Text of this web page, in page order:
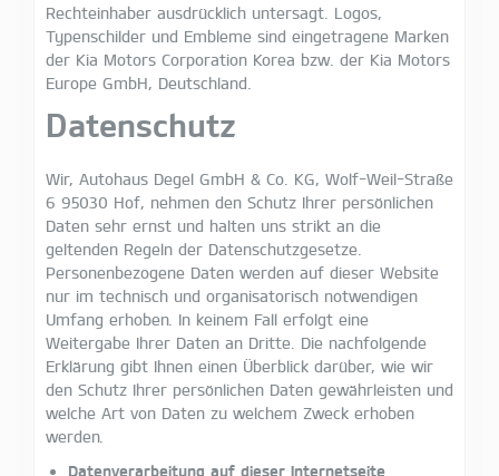
Rechteinhaber ausdrücklich untersagt. Logos,
Typenschilder und Embleme sind eingetragene Marken
der Kia Motors Corporation Korea bzw. der Kia Motors
Europe GmbH, Deutschland.
Datenschutz
Wir, Autohaus Degel GmbH & Co. KG, Wolf-Weil-Straße
6 95030 Hof, nehmen den Schutz Ihrer persönlichen
Daten sehr ernst und halten uns strikt an die
geltenden Regeln der Datenschutzgesetze.
Personenbezogene Daten werden auf dieser Website
nur im technisch und organisatorisch notwendigen
Umfang erhoben. In keinem Fall erfolgt eine
Weitergabe Ihrer Daten an Dritte. Die nachfolgende
Erklärung gibt Ihnen einen Überblick darüber, wie wir
den Schutz Ihrer persönlichen Daten gewährleisten und
welche Art von Daten zu welchem Zweck erhoben
werden.
Datenverarbeitung auf dieser Internetseite